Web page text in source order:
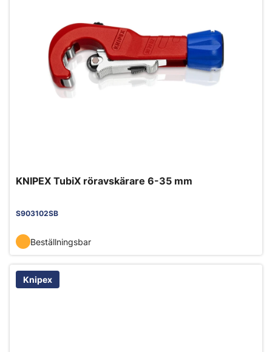
KNIPEX TubiX röravskärare 6-35 mm
S903102SB
Beställningsbar
Knipex